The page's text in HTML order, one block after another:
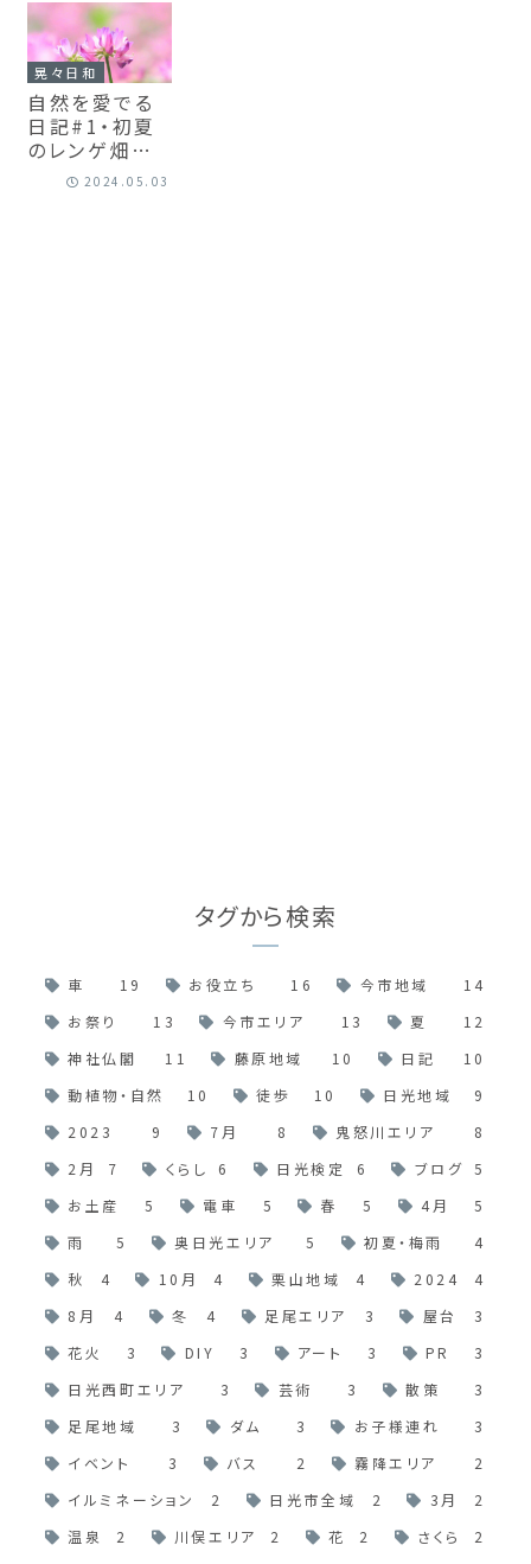
晃々日和
自然を愛でる
日記#1・初夏
のレンゲ畑の
中で
2024.05.03
タグから検索
車 19 お役立ち 16 今市地域
14
お祭り
13 今市エリア 13 夏
12
神社仏閣
11 藤原地域 10 日記
10
動植物・自然
10 徒歩 10 日光地域
9
2023
9 7月 8 鬼怒川エリア
8
2月
7 くらし 6 日光検定 6 ブログ
5
お土産
5 電車 5 春 5 4月
5
雨
5 奥日光エリア 5 初夏・梅雨
4
秋
4 10月 4 栗山地域 4 2024
4
8月
4 冬 4 足尾エリア 3 屋台
3
花火
3 DIY 3 アート 3 PR
3
日光西町エリア
3 芸術 3 散策
3
足尾地域
3 ダム 3 お子様連れ
3
イベント
3 バス 2 霧降エリア
2
イルミネーション
2 日光市全域 2 3月
2
温泉
2 川俣エリア 2 花 2 さくら
2